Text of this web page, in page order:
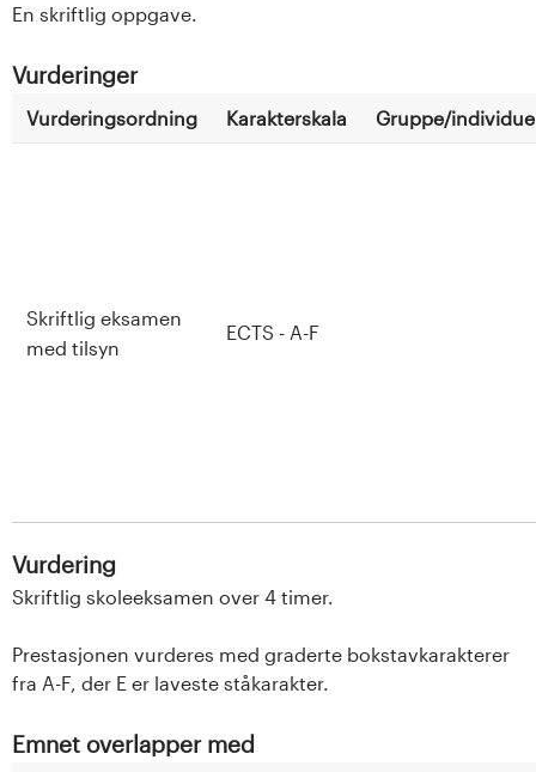
En skriftlig oppgave.
Vurderinger
Vurderingsordning Karakterskala Gruppe/
Skriftlig eksamen
med tilsyn
ECTS - A-F
Vurdering
Skriftlig skoleeksamen over 4 timer.
Prestasjonen vurderes med graderte bokstavkarakterer
fra A-F, der E er laveste ståkarakter.
Emnet overlapper med